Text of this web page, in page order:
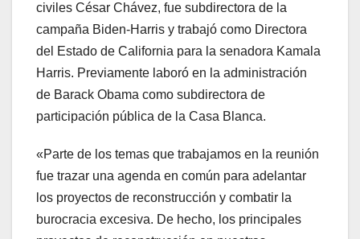
civiles César Chávez, fue subdirectora de la
campaña Biden-Harris y trabajó como Directora
del Estado de California para la senadora Kamala
Harris. Previamente laboró en la administración
de Barack Obama como subdirectora de
participación pública de la Casa Blanca.
«Parte de los temas que trabajamos en la reunión
fue trazar una agenda en común para adelantar
los proyectos de reconstrucción y combatir la
burocracia excesiva. De hecho, los principales